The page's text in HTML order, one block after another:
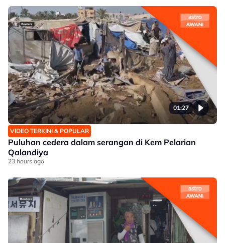
01:27
VIDEO TERKINI & POPULAR
Puluhan cedera dalam serangan di Kem Pelarian
Qalandiya
23 hours ago